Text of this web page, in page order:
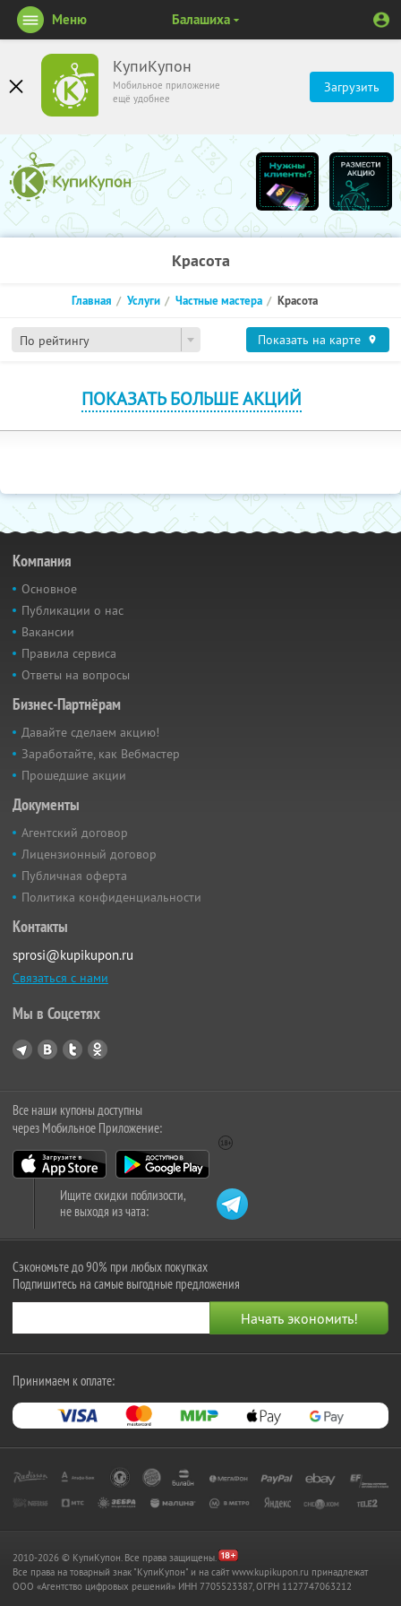
КупиКупон
Мобильное приложение
ещё удобнее
Загрузить
Меню Балашиха
Красота
По рейтингу
Главная Услуги Частные мастера Красота
Показать на карте
ПОКАЗАТЬ БОЛЬШЕ АКЦИЙ
Компания
Основное
Публикации о нас
Вакансии
Правила сервиса
Ответы на вопросы
Бизнес-Партнёрам
Давайте сделаем акцию!
Заработайте, как Вебмастер
Прошедшие акции
Документы
Агентский договор
Лицензионный договор
Публичная оферта
Политика конфиденциальности
Контакты
sprosi@kupikupon.ru
Связаться с нами
Мы в Соцсетях
Все наши купоны доступны
через Мобильное Приложение:
Ищите скидки поблизости,
не выходя из чата:
Сэкономьте до 90% при любых покупках
Подпишитесь на самые выгодные предложения
Принимаем к оплате:
2010-2026 © КупиКупон. Все права защищены.
Все права на товарный знак "КупиКупон" и на сайт www.kupikupon.ru принадлежат
OOO «Агентство цифровых решений» ИНН 7705523387, ОГРН 1127747063212